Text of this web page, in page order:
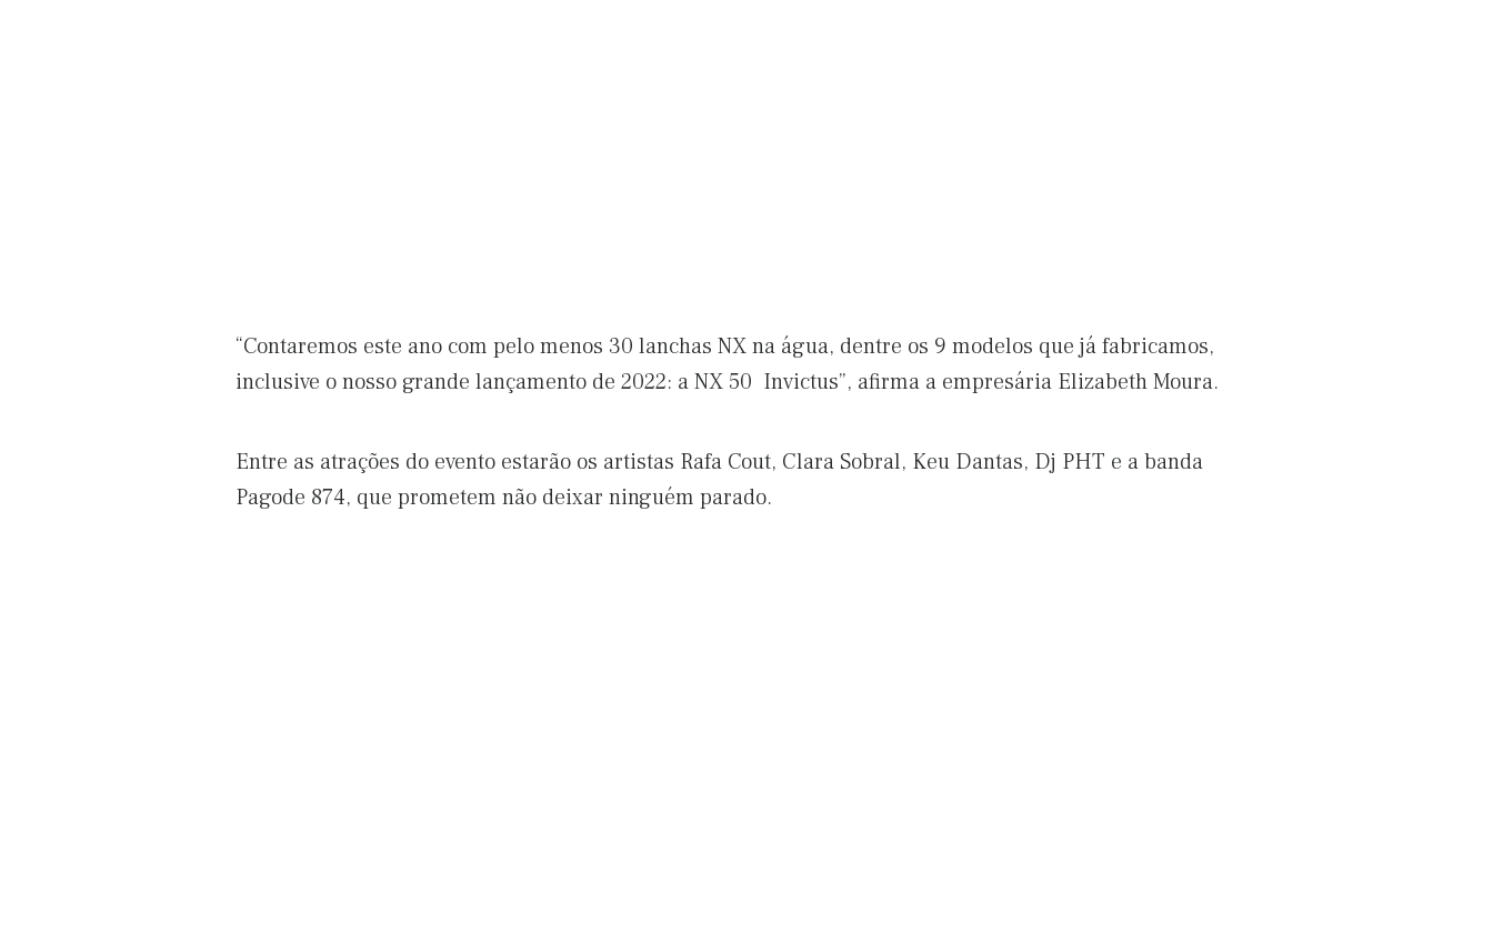
“Contaremos este ano com pelo menos 30 lanchas NX na água, dentre os 9 modelos que já fabricamos,
inclusive o nosso grande lançamento de 2022: a NX 50 Invictus”, afirma a empresária Elizabeth Moura.
Entre as atrações do evento estarão os artistas Rafa Cout, Clara Sobral, Keu Dantas, Dj PHT e a banda
Pagode 874, que prometem não deixar ninguém parado.